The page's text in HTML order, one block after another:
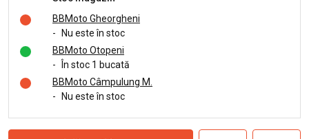
BBMoto Gheorgheni
-
Nu este în stoc
BBMoto Otopeni
-
În stoc 1 bucată
BBMoto Câmpulung M.
-
Nu este în stoc